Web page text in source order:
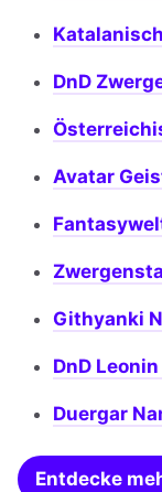
DnD
Avatar
Githyanki
DnD
Duergar
Entdecke